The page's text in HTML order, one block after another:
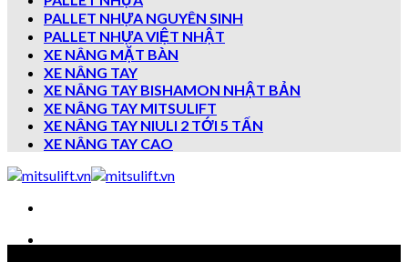
PALLET NHỰA NGUYÊN SINH
PALLET NHỰA VIỆT NHẬT
XE NÂNG MẶT BÀN
XE NÂNG TAY
XE NÂNG TAY BISHAMON NHẬT BẢN
XE NÂNG TAY MITSULIFT
XE NÂNG TAY NIULI 2 TỚI 5 TẤN
XE NÂNG TAY CAO